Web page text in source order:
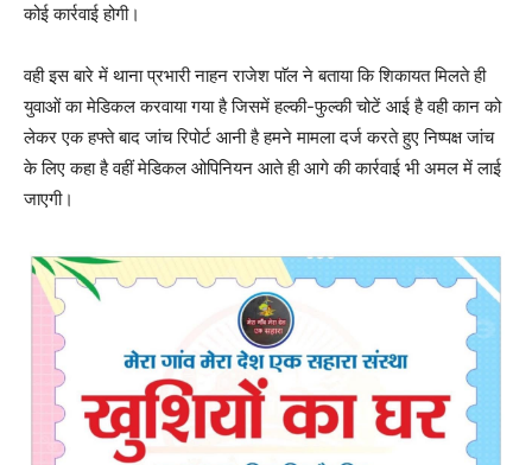
कोई कार्रवाई होगी।
वही इस बारे में थाना प्रभारी नाहन राजेश पाॅल ने बताया कि शिकायत मिलते ही
युवाओं का मेडिकल करवाया गया है जिसमें हल्की-फुल्की चोटें आई है वही कान को
लेकर एक हफ्ते बाद जांच रिपोर्ट आनी है हमने मामला दर्ज करते हुए निष्पक्ष जांच
के लिए कहा है वहीं मेडिकल ओपिनियन आते ही आगे की कार्रवाई भी अमल में लाई
जाएगी।